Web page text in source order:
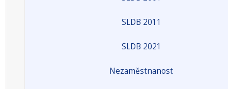
SLDB 2011
SLDB 2021
Nezaměstnanost